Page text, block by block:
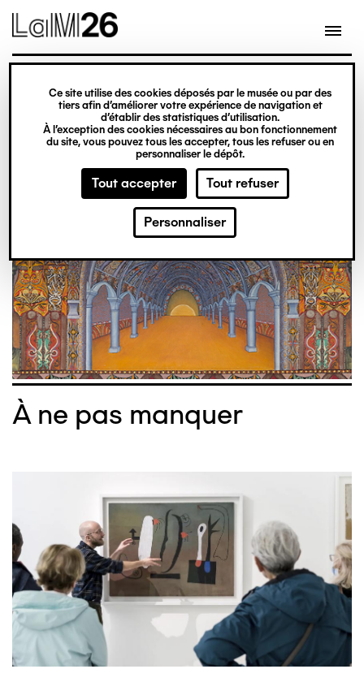
Gestion des cookies
Ce site utilise des cookies déposés par le musée ou par des
tiers afin d’améliorer votre expérience de navigation et
d’établir des statistiques d’utilisation.
À l’exception des cookies nécessaires au bon fonctionnement
du site, vous pouvez tous les accepter, tous les refuser ou en
personnaliser le dépôt.
Tout accepter Tout refuser
Personnaliser
Aller
au
contenu
principal
exposition
Du 20 février 2026
au 31 décembre 2027
Obsession
Billetterie
À ne pas manquer